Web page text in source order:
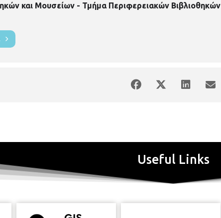
και Μουσείων - Τμήμα Περιφερειακών Βιβλιοθηκών
Useful Links